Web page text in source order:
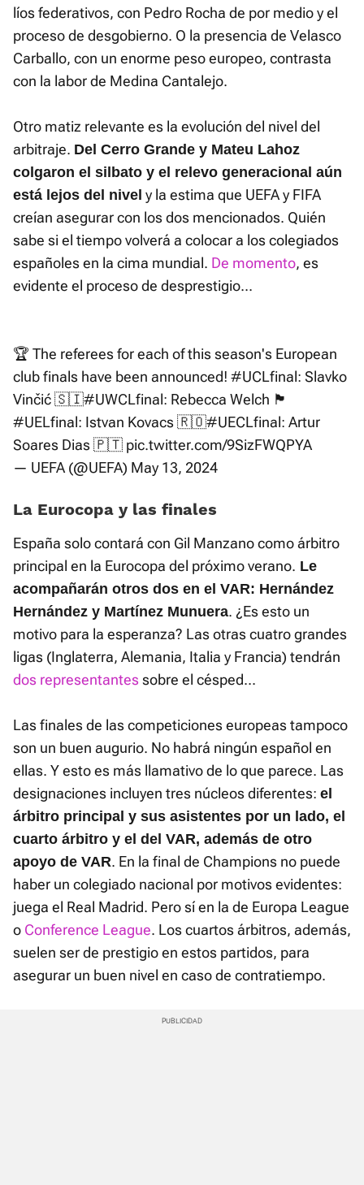
líos federativos, con Pedro Rocha de por medio y el
proceso de desgobierno. O la presencia de Velasco
Carballo, con un enorme peso europeo, contrasta
con la labor de Medina Cantalejo.
Otro matiz relevante es la evolución del nivel del
arbitraje. Del Cerro Grande y Mateu Lahoz
colgaron el silbato y el relevo generacional aún
está lejos del nivel y la estima que UEFA y FIFA
creían asegurar con los dos mencionados. Quién
sabe si el tiempo volverá a colocar a los colegiados
españoles en la cima mundial. De momento, es
evidente el proceso de desprestigio...
🏆 The referees for each of this season's European
club finals have been announced! #UCLfinal: Slavko
Vinčić 🇸🇮#UWCLfinal: Rebecca Welch 🏴󠁧󠁢󠁥󠁮󠁧󠁿
#UELfinal: Istvan Kovacs 🇷🇴#UECLfinal: Artur
Soares Dias 🇵🇹 pic.twitter.com/9SizFWQPYA
— UEFA (@UEFA) May 13, 2024
La Eurocopa y las finales
España solo contará con Gil Manzano como árbitro
principal en la Eurocopa del próximo verano. Le
acompañarán otros dos en el VAR: Hernández
Hernández y Martínez Munuera. ¿Es esto un
motivo para la esperanza? Las otras cuatro grandes
ligas (Inglaterra, Alemania, Italia y Francia) tendrán
dos representantessobre el césped...
Las finales de las competiciones europeas tampoco
son un buen augurio. No habrá ningún español en
ellas. Y esto es más llamativo de lo que parece. Las
designaciones incluyen tres núcleos diferentes: el
árbitro principal y sus asistentes por un lado, el
cuarto árbitro y el del VAR, además de otro
apoyo de VAR. En la final de Champions no puede
haber un colegiado nacional por motivos evidentes:
juega el Real Madrid. Pero sí en la de Europa League
o Conference League. Los cuartos árbitros, además,
suelen ser de prestigio en estos partidos, para
asegurar un buen nivel en caso de contratiempo.